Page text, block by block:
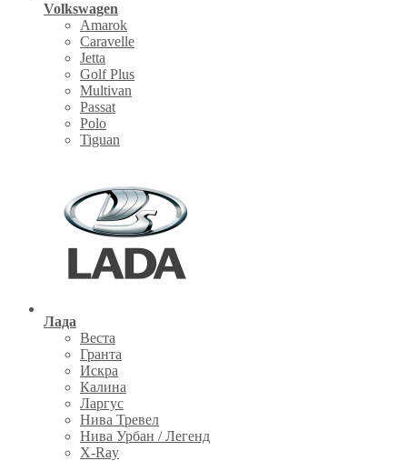
Volkswagen
Amarok
Caravelle
Jetta
Golf Plus
Multivan
Passat
Polo
Tiguan
Лада
Веста
Гранта
Искра
Калина
Ларгус
Нива Тревел
Нива Урбан / Легенд
X-Ray